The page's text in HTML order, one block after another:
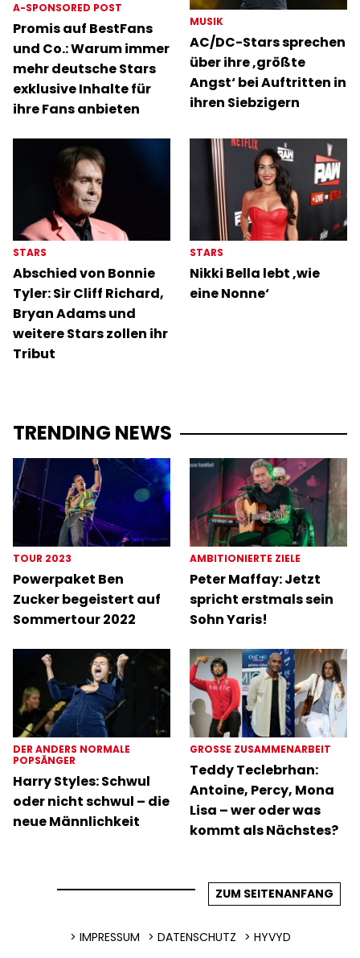
A-SPONSORED POST
Promis auf BestFans
und Co.: Warum immer
mehr deutsche Stars
exklusive Inhalte für
ihre Fans anbieten
MUSIK
AC/DC-Stars sprechen
über ihre ‚größte
Angst‘ bei Auftritten in
ihren Siebzigern
STARS
Abschied von Bonnie
Tyler: Sir Cliff Richard,
Bryan Adams und
weitere Stars zollen ihr
Tribut
STARS
Nikki Bella lebt ‚wie
eine Nonne‘
TRENDING NEWS
TOUR 2023
Powerpaket Ben
Zucker begeistert auf
Sommertour 2022
AMBITIONIERTE ZIELE
Peter Maffay: Jetzt
spricht erstmals sein
Sohn Yaris!
DER ANDERS NORMALE
POPSÄNGER
Harry Styles: Schwul
oder nicht schwul – die
neue Männlichkeit
GROSSE ZUSAMMENARBEIT
Teddy Teclebrhan:
Antoine, Percy, Mona
Lisa – wer oder was
kommt als Nächstes?
ZUM SEITENANFANG
IMPRESSUM DATENSCHUTZ
HYVYD